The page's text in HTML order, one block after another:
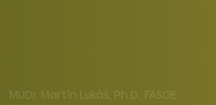
MUDr. Martin Lukáš, Ph.D., FASGE